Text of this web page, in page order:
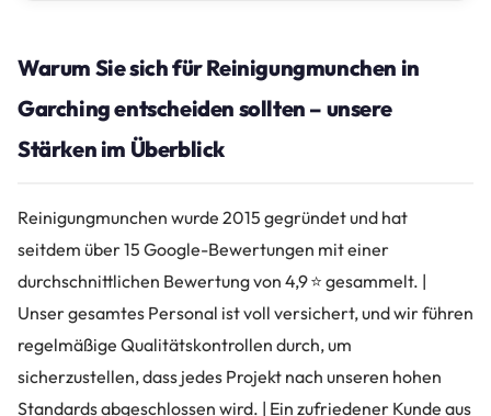
Warum Sie sich für Reinigungmunchen in
Garching entscheiden sollten – unsere
Stärken im Überblick
Reinigungmunchen wurde 2015 gegründet und hat
seitdem über 15 Google-Bewertungen mit einer
durchschnittlichen Bewertung von 4,9 ⭐ gesammelt. |
Unser gesamtes Personal ist voll versichert, und wir führen
regelmäßige Qualitätskontrollen durch, um
sicherzustellen, dass jedes Projekt nach unseren hohen
Standards abgeschlossen wird. | Ein zufriedener Kunde aus